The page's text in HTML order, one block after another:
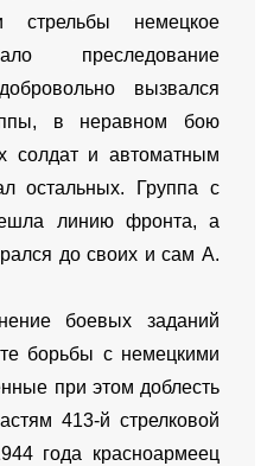
стрельбы немецкое
преследование
вызвался
в неравном бою
солдат и автоматным
остальных. Группа с
линию фронта, а
до своих и сам А.
боевых заданий
борьбы с немецкими
при этом доблесть
413-й стрелковой
года красноармеец